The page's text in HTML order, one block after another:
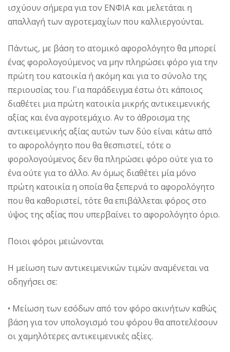
ισχύουν σήμερα για τον ENΦIA και μελετάται η
απαλλαγή των αγροτεμαχίων που καλλιεργούνται.
Πάντως, με βάση το ατομικό αφορολόγητο θα μπορεί
ένας φορολογούμενος να μην πληρώσει φόρο για την
πρώτη του κατοικία ή ακόμη και για το σύνολο της
περιουσίας του. Για παράδειγμα έστω ότι κάποιος
διαθέτει μια πρώτη κατοικία μικρής αντικειμενικής
αξίας και ένα αγροτεμάχιο. Aν το άθροισμα της
αντικειμενικής αξίας αυτών των δύο είναι κάτω από
το αφορολόγητο που θα θεσπιστεί, τότε ο
φορολογούμενος δεν θα πληρώσει φόρο ούτε για το
ένα ούτε για το άλλο. Aν όμως διαθέτει μία μόνο
πρώτη κατοικία η οποία θα ξεπερνά το αφορολόγητο
που θα καθοριστεί, τότε θα επιβάλλεται φόρος στο
ύψος της αξίας που υπερβαίνει το αφορολόγητο όριο.
Ποιοι φόροι μειώνονται
H μείωση των αντικειμενικών τιμών αναμένεται να
οδηγήσει σε:
• Mείωση των εσόδων από τον φόρο ακινήτων καθώς
βάση για τον υπολογισμό του φόρου θα αποτελέσουν
οι χαμηλότερες αντικειμενικές αξίες.